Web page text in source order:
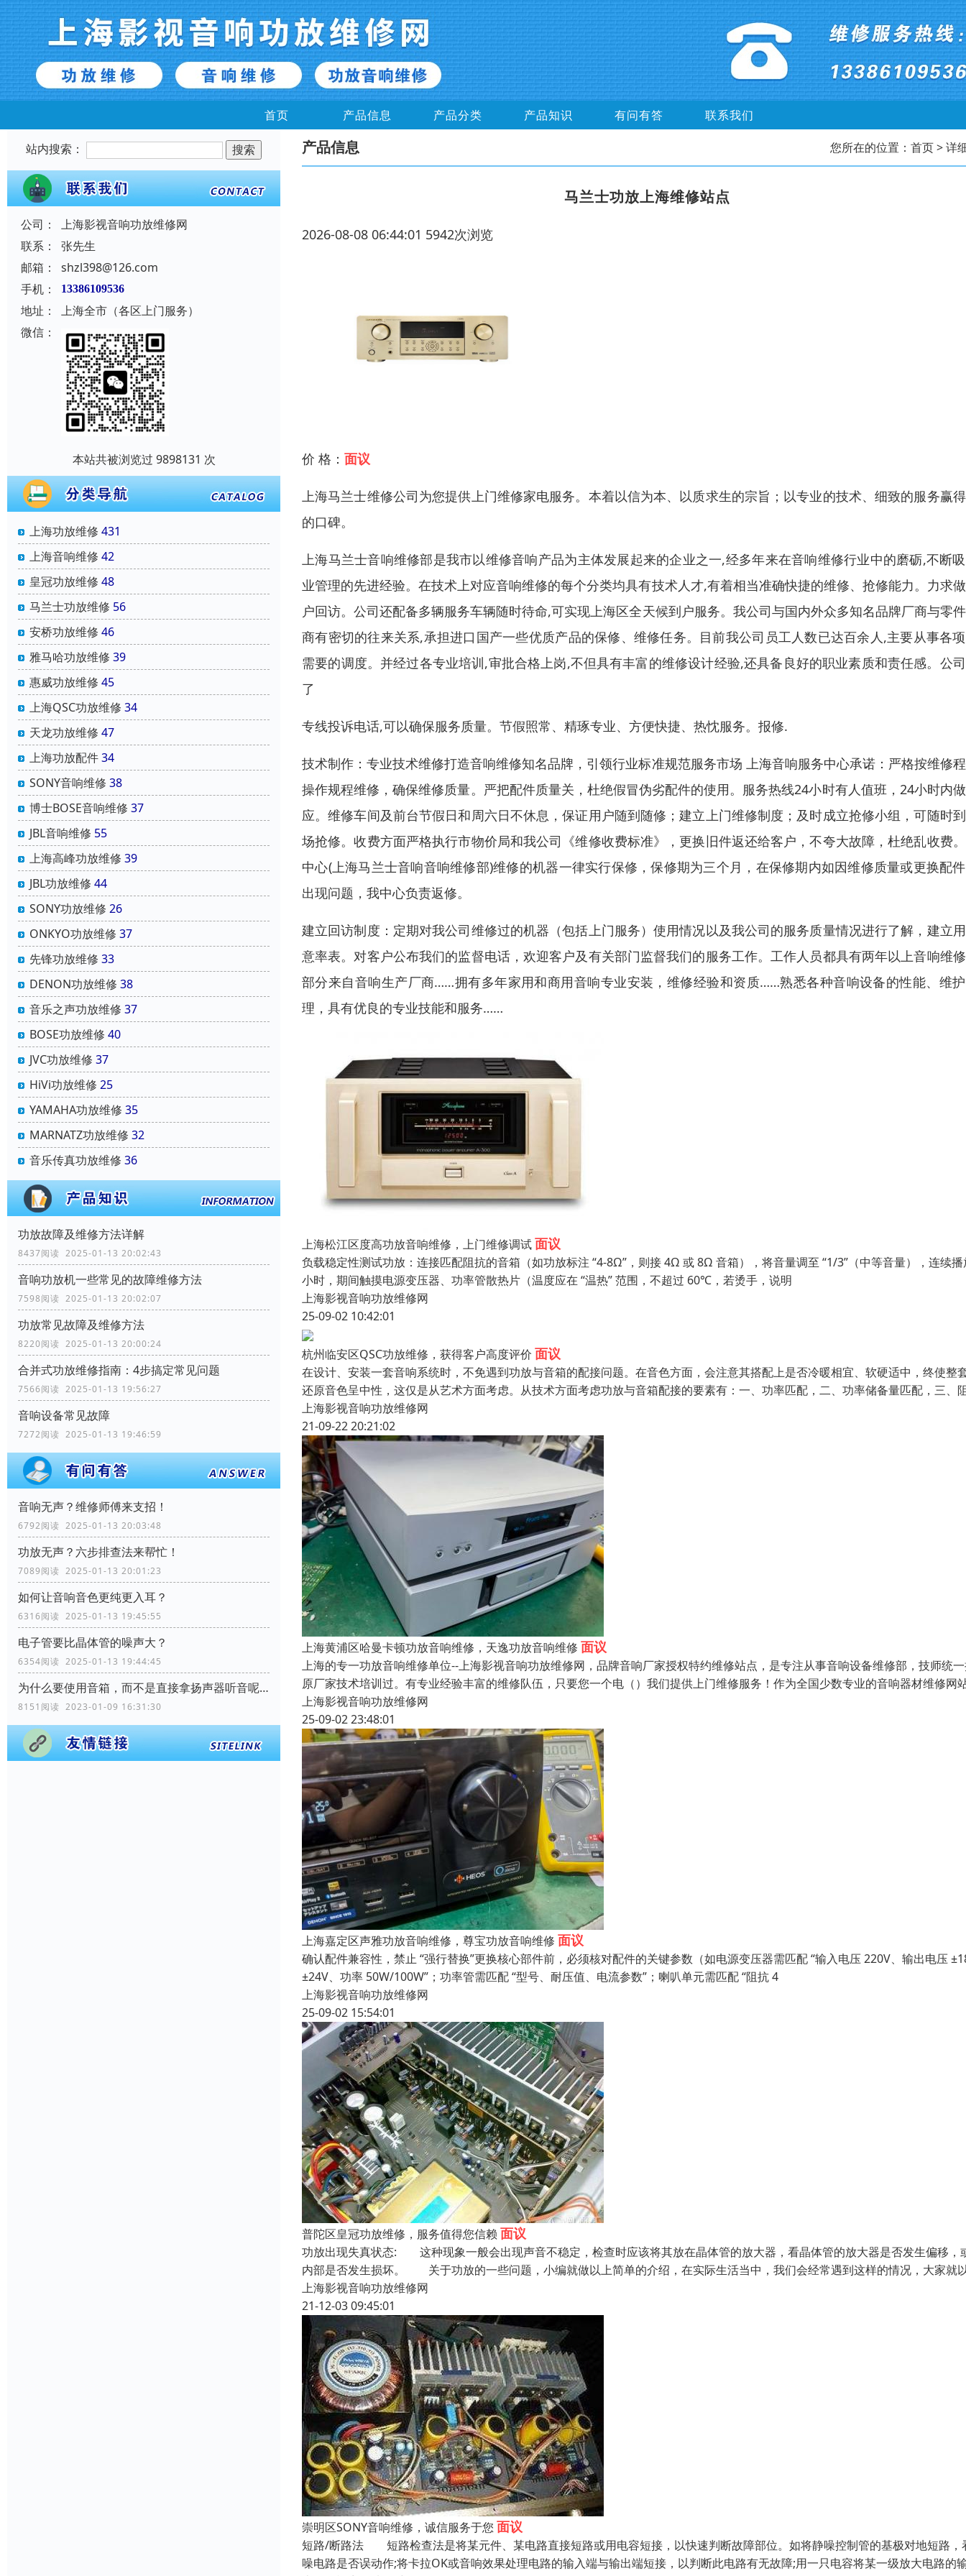
首页 产品信息 产品分类 产品知识 有问有答 联系我们
站内搜索：
公司：
上海影视音响功放维修网
联系：
张先生
邮箱：
shzl398@126.com
手机：
13386109536
地址：
上海全市（各区上门服务）
微信：
本站共被浏览过 9898131 次
上海功放维修 431
上海音响维修 42
皇冠功放维修 48
马兰士功放维修 56
安桥功放维修 46
雅马哈功放维修 39
惠威功放维修 45
上海QSC功放维修 34
天龙功放维修 47
上海功放配件34
SONY音响维修 38
博士BOSE音响维修 37
JBL音响维修 55
上海高峰功放维修 39
JBL功放维修 44
SONY功放维修 26
ONKYO功放维修 37
先锋功放维修 33
DENON功放维修 38
音乐之声功放维修 37
BOSE功放维修 40
JVC功放维修 37
HiVi功放维修 25
YAMAHA功放维修 35
MARNATZ功放维修 32
音乐传真功放维修 36
功放故障及维修方法详解
8437阅读 2025-01-13 20:02:43
音响功放机一些常见的故障维修方法
7598阅读 2025-01-13 20:02:07
功放常见故障及维修方法
8220阅读 2025-01-13 20:00:24
合并式功放维修指南：4步搞定常见问题
7566阅读 2025-01-13 19:56:27
音响设备常见故障
7272阅读 2025-01-13 19:46:59
音响无声？维修师傅来支招！
6792阅读 2025-01-13 20:03:48
功放无声？六步排查法来帮忙！
7089阅读 2025-01-13 20:01:23
如何让音响音色更纯更入耳？
6316阅读 2025-01-13 19:45:55
电子管要比晶体管的噪声大？
6354阅读 2025-01-13 19:44:45
为什么要使用音箱，而不是直接拿扬声器听音呢？
8151阅读 2023-01-09 16:31:30
产品信息 您所在的位置： 首页> 详
马兰士功放上海维修站点
2026-08-08 06:44:01 5942次浏览
价 格： 面议
上海马兰士维修公司为您提供上门维修家电服务。本着以信为本、以质求生的宗旨；以专业的技术、细致的服务赢
的口碑。
上海马兰士音响维修部是我市以维修音响产品为主体发展起来的企业之一,经多年来在音响维修行业中的磨砺,不断
业管理的先进经验。在技术上对应音响维修的每个分类均具有技术人才,有着相当准确快捷的维修、抢修能力。力求
户回访。公司还配备多辆服务车辆随时待命,可实现上海区全天候到户服务。我公司与国内外众多知名品牌厂商与零
商有密切的往来关系,承担进口国产一些优质产品的保修、维修任务。目前我公司员工人数已达百余人,主要从事各
需要的调度。并经过各专业培训,审批合格上岗,不但具有丰富的维修设计经验,还具备良好的职业素质和责任感。公
了
专线投诉电话,可以确保服务质量。节假照常、精琢专业、方便快捷、热忱服务。报修.
技术制作：专业技术维修打造音响维修知名品牌，引领行业标准规范服务市场 上海音响服务中心承诺：严格按维修
操作规程维修，确保维修质量。严把配件质量关，杜绝假冒伪劣配件的使用。服务热线24小时有人值班，24小时内
应。维修车间及前台节假日和周六日不休息，保证用户随到随修；建立上门维修制度；及时成立抢修小组，可随时
场抢修。收费方面严格执行市物价局和我公司《维修收费标准》，更换旧件返还给客户，不夸大故障，杜绝乱收费
中心(上海马兰士音响音响维修部)维修的机器一律实行保修，保修期为三个月，在保修期内如因维修质量或更换配
出现问题，我中心负责返修。
建立回访制度：定期对我公司维修过的机器（包括上门服务）使用情况以及我公司的服务质量情况进行了解，建立
意率表。对客户公布我们的监督电话，欢迎客户及有关部门监督我们的服务工作。工作人员都具有两年以上音响维
部分来自音响生产厂商……拥有多年家用和商用音响专业安装，维修经验和资质……熟悉各种音响设备的性能、维
理，具有优良的专业技能和服务……
上海松江区度高功放音响维修，上门维修调试面议
负载稳定性测试功放：连接匹配阻抗的音箱（如功放标注 “4-8Ω”，则接 4Ω 或 8Ω 音箱），将音量调至 “1/3”（中等音量），连续播
小时，期间触摸电源变压器、功率管散热片（温度应在 “温热” 范围，不超过 60℃，若烫手，说明
上海影视音响功放维修网
25-09-02 10:42:01
杭州临安区QSC功放维修，获得客户高度评价 面议
在设计、安装一套音响系统时，不免遇到功放与音箱的配接问题。在音色方面，会注意其搭配上是否冷暖相宜、软硬适中，终使整
还原音色呈中性，这仅是从艺术方面考虑。从技术方面考虑功放与音箱配接的要素有：一、功率匹配，二、功率储备量匹配，三、
上海影视音响功放维修网
21-09-22 20:21:02
上海黄浦区哈曼卡顿功放音响维修，天逸功放音响维修 面议
上海的专一功放音响维修单位--上海影视音响功放维修网，品牌音响厂家授权特约维修站点，是专注从事音响设备维修部，技师统
原厂家技术培训过。有专业经验丰富的维修队伍，只要您一个电（）我们提供上门维修服务！作为全国少数专业的音响器材维修网
上海影视音响功放维修网
25-09-02 23:48:01
上海嘉定区声雅功放音响维修，尊宝功放音响维修 面议
确认配件兼容性，禁止 “强行替换”更换核心部件前，必须核对配件的关键参数（如电源变压器需匹配 “输入电压 220V、输出电压
±24V、功率 50W/100W”；功率管需匹配 “型号、耐压值、电流参数”；喇叭单元需匹配 “阻抗 4
上海影视音响功放维修网
25-09-02 15:54:01
普陀区皇冠功放维修，服务值得您信赖 面议
功放出现失真状态: 这种现象一般会出现声音不稳定，检查时应该将其放在晶体管的放大器，看晶体管的放大器是否发生偏移，
内部是否发生损坏。 关于功放的一些问题，小编就做以上简单的介绍，在实际生活当中，我们会经常遇到这样的情况，大家就
上海影视音响功放维修网
21-12-03 09:45:01
崇明区SONY音响维修，诚信服务于您 面议
短路/断路法 短路检查法是将某元件、某电路直接短路或用电容短接，以快速判断故障部位。如将静噪控制管的基极对地短路，
噪电路是否误动作;将卡拉OK或音响效果处理电路的输入端与输出端短接，以判断此电路有无故障;用一只电容将某一级放大电路的